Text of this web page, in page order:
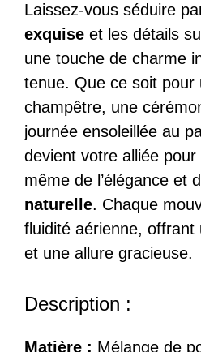
Laissez-vous séduire
exquise et les détails
une touche de charme
tenue. Que ce soit pour
champêtre, une
journée ensoleillée au
devient votre alliée pour
même de l’élégance et
naturelle. Chaque
fluidité aérienne, offrant
et une allure gracieuse.
Description :
Matière : Mélange de